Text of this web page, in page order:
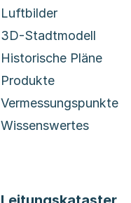
Luftbilder
3D-Stadtmodell
Historische Pläne
Produkte
Vermessungspunkte
Wissenswertes